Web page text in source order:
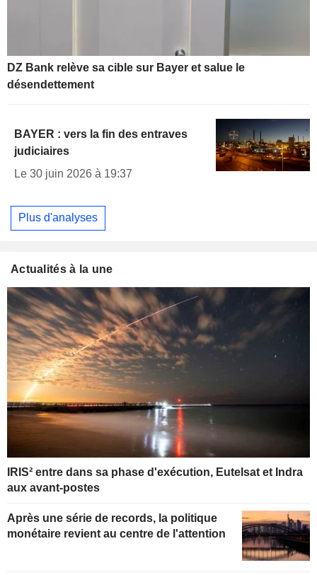
DZ Bank relève sa cible sur Bayer et salue le
désendettement
BAYER : vers la fin des entraves
judiciaires
Le 30 juin 2026 à 19:37
Plus d'analyses
Actualités à la une
IRIS² entre dans sa phase d'exécution, Eutelsat et Indra
aux avant-postes
Après une série de records, la politique
monétaire revient au centre de l'attention